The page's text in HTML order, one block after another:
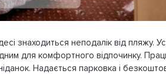
знаходиться неподалік від пляжу.
для комфортного відпочинку.
Надається парковка і